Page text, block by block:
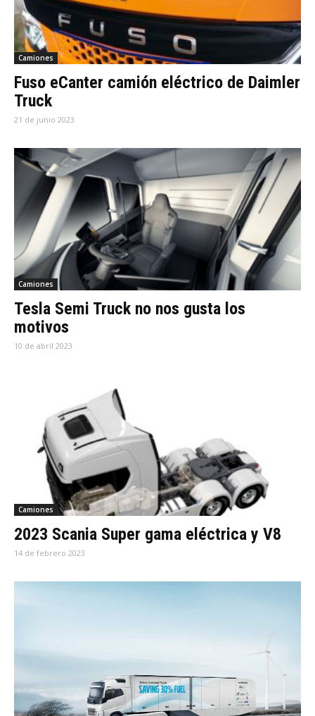
Camiones
Fuso eCanter camión eléctrico de Daimler
Truck
21 de junio 2023
Camiones
Tesla Semi Truck no nos gusta los
motivos
10 de abril 2023
Camiones
2023 Scania Super gama eléctrica y V8
14 de febrero 2023